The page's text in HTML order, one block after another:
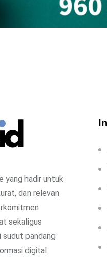
yang hadir untuk
dan relevan
sekaligus
sudut pandang
digital.